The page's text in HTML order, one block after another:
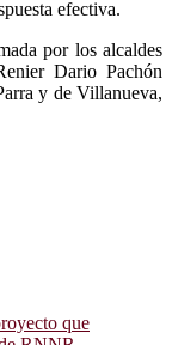
efectiva.
por los alcaldes
Dario Pachón
y de Villanueva,
que